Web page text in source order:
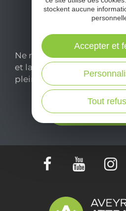
Ne manquez pas notre
et laissez-vous inspirer
pleinement de votre
Je
stockent aucune
Tout
Accepter et